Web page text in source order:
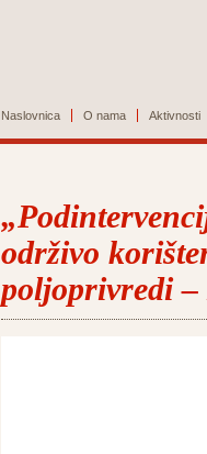
Naslovnica O nama Aktivnosti
održivo
poljoprivredi –